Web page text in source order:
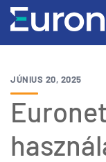
JÚNIUS 20, 2025